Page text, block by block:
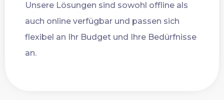
Unsere Lösungen sind sowohl offline als
auch online verfügbar und passen sich
flexibel an Ihr Budget und Ihre Bedürfnisse
an.